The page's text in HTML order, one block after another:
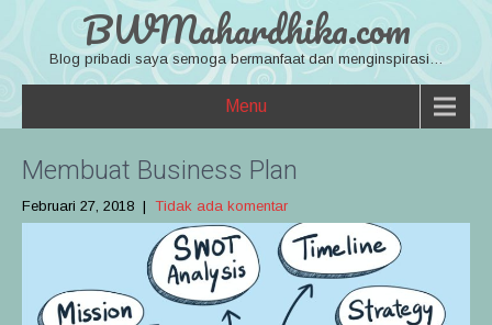
BWMahardhika.com
Blog pribadi saya semoga bermanfaat dan menginspirasi…
Menu
Membuat Business Plan
Februari 27, 2018 | Tidak ada komentar